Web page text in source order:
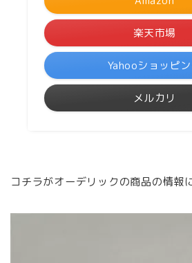
楽天市場
Yahooショッピ
メルカリ
コチラがオーデリックの商品の情報